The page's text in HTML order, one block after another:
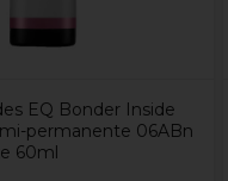
EQ Bonder Inside
permanente 06ABn
60ml